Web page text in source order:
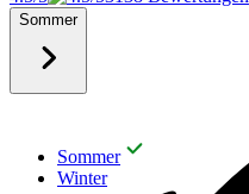
Sommer
Sommer
Winter